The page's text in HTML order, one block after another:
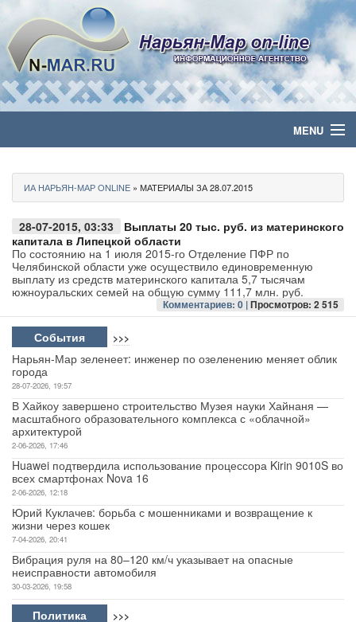
MENU
Политика
Бизнес
Общество
Медиа
Авто
Спорт
Контакты
ИА НАРЬЯН-МАР ONLINE » МАТЕРИАЛЫ ЗА 28.07.2015
28-07-2015, 03:33
Выплаты 20 тыс. руб. из материнского
капитала в Липецкой области
По состоянию на 1 июля 2015-го Отделение ПФР по
Челябинской области уже осуществило единовременную
выплату из средств материнского капитала 5,7 тысячам
южноуральских семей на общую сумму 111,7 млн. руб.
Комментариев: 0 |Просмотров: 2 515
События >>>
Нарьян-Мар зеленеет: инженер по озеленению меняет облик
города
28-07-2026, 19:57
В Хайкоу завершено строительство Музея науки Хайнаня —
масштабного образовательного комплекса с «облачной»
архитектурой
2-06-2026, 17:46
Huawei подтвердила использование процессора Kirin 9010S во
всех смартфонах Nova 16
2-06-2026, 12:18
Юрий Куклачев: борьба с мошенниками и возвращение к
жизни через кошек
7-04-2026, 20:41
Вибрация руля на 80–120 км/ч указывает на опасные
неисправности автомобиля
30-03-2026, 19:58
Политика >>>